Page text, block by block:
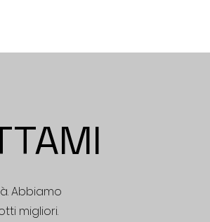
Abbiamo
migliori.